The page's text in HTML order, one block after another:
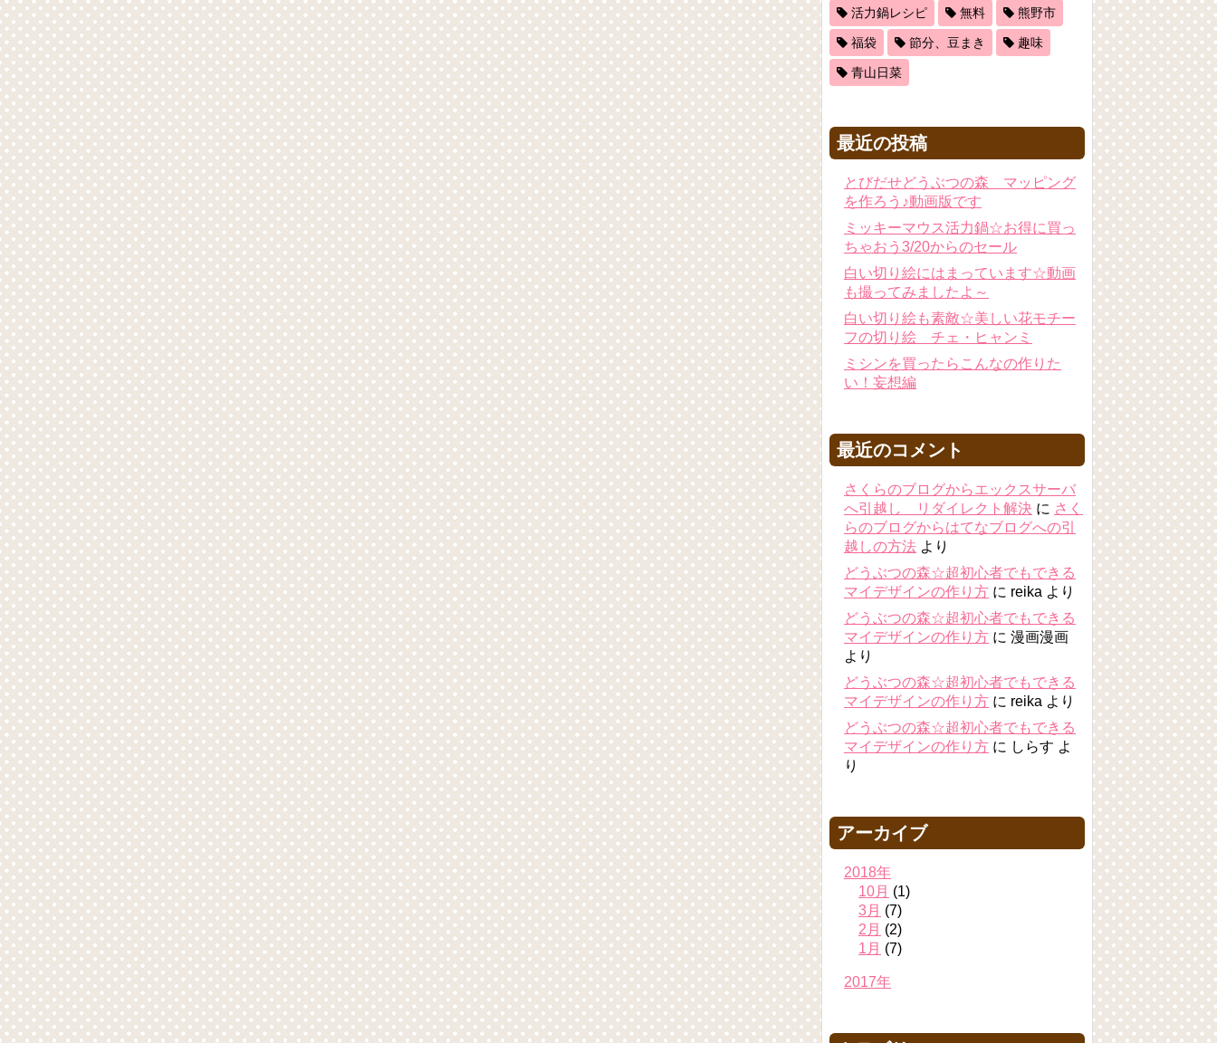
活力鍋レシピ 無料 熊野市
福袋 節分、豆まき 趣味
青山日菜
最近の投稿
とびだせどうぶつの森 マッピング
を作ろう♪動画版です
ミッキーマウス活力鍋☆お得に買っ
ちゃおう3/20からのセール
白い切り絵にはまっています☆動画
も撮ってみましたよ～
白い切り絵も素敵☆美しい花モチー
フの切り絵 チェ・ヒャンミ
ミシンを買ったらこんなの作りた
い！妄想編
最近のコメント
さくらのブログからエックスサーバ
へ引越し リダイレクト解決 に さく
らのブログからはてなブログへの引
越しの方法 より
どうぶつの森☆超初心者でもできる
マイデザインの作り方 に reika より
どうぶつの森☆超初心者でもできる
マイデザインの作り方 に 漫画漫画
より
どうぶつの森☆超初心者でもできる
マイデザインの作り方 に reika より
どうぶつの森☆超初心者でもできる
マイデザインの作り方 に しらす よ
り
アーカイブ
2018年
10月 (1)
3月 (7)
2月 (2)
1月 (7)
2017年